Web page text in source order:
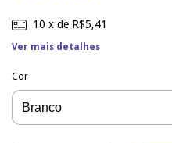
10 x de R$5,41
Ver mais detalhes
Cor